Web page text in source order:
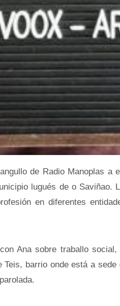
de Radio Manoplas a
lugués de o Saviñao.
en diferentes
Ana sobre traballo
Teis, barrio onde está a